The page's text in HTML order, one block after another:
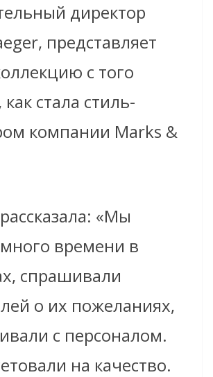
директор
представляет
с того
стала стиль-
компании Marks &
«Мы
времени в
спрашивали
о их пожеланиях,
с персоналом.
на качество.